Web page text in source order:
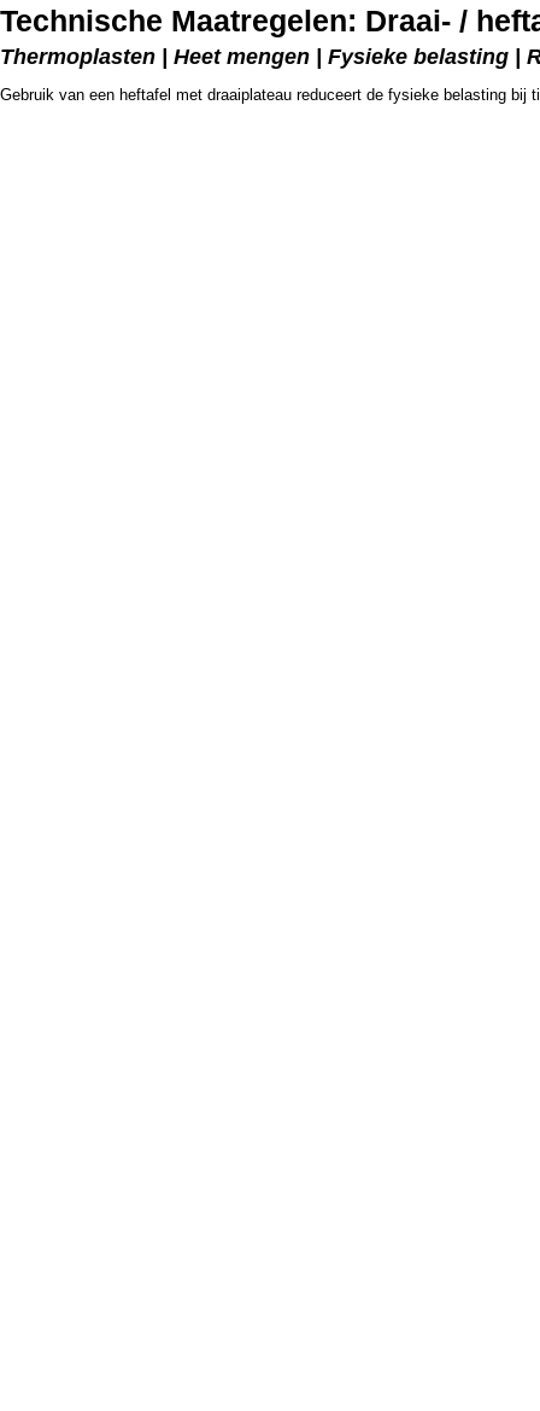
Technische Maatregelen: Draai- /
Thermoplasten | Heet mengen | Fysieke belasting |
Gebruik van een heftafel met draaiplateau reduceert de fysieke belasting bij